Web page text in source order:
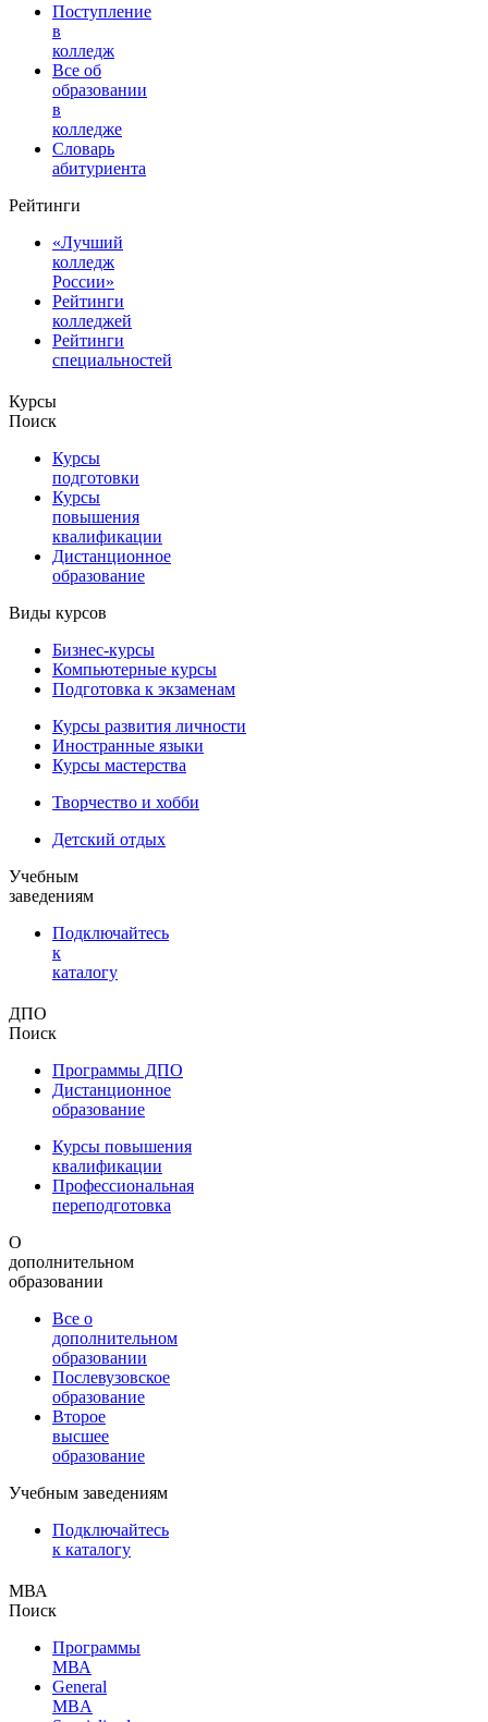
Поступление
в
колледж
Все об
образовании
в
колледже
Словарь
абитуриента
Рейтинги
«Лучший
колледж
России»
Рейтинги
колледжей
Рейтинги
специальностей
Курсы
Поиск
Курсы
подготовки
Курсы
повышения
квалификации
Дистанционное
образование
Виды курсов
Бизнес-курсы
Компьютерные курсы
Подготовка к экзаменам
Курсы развития личности
Иностранные языки
Курсы мастерства
Творчество и хобби
Детский отдых
Учебным
заведениям
Подключайтесь
к
каталогу
ДПО
Поиск
Программы ДПО
Дистанционное
образование
Курсы повышения
квалификации
Профессиональная
переподготовка
О
дополнительном
образовании
Все о
дополнительном
образовании
Послевузовское
образование
Второе
высшее
образование
Учебным заведениям
Подключайтесь
к каталогу
МВА
Поиск
Программы
МВА
General
MBA